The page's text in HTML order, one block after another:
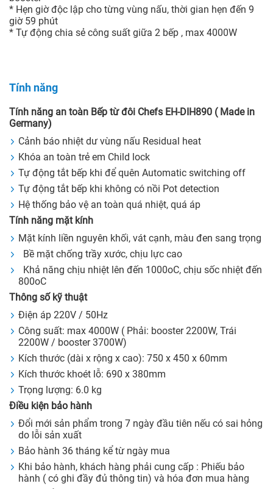
* Hẹn giờ độc lập cho từng vùng nấu, thời gian hẹn đến 9
giờ 59 phút
* Tự động chia sẻ công suất giữa 2 bếp , max 4000W
Tính năng
Tính năng an toàn Bếp từ đôi Chefs EH-DIH890 ( Made in
Germany)
Cảnh báo nhiệt dư vùng nấu Residual heat
Khóa an toàn trẻ em Child lock
Tự động tắt bếp khi để quên Automatic switching off
Tự động tắt bếp khi không có nồi Pot detection
Hệ thống bảo vệ an toàn quá nhiệt, quá áp
Tính năng mặt kính
Mặt kính liền nguyên khối, vát cạnh, màu đen sang trọng
Bề mặt chống trầy xước, chịu lực cao
Khả năng chịu nhiệt lên đến 1000oC, chịu sốc nhiệt đến
800oC
Thông số kỹ thuật
Điện áp 220V / 50Hz
Công suất: max 4000W ( Phải: booster 2200W, Trái
2200W / booster 3700W)
Kích thước (dài x rộng x cao): 750 x 450 x 60mm
Kích thước khoét lỗ: 690 x 380mm
Trọng lượng: 6.0 kg
Điều kiện bảo hành
Đổi mới sản phẩm trong 7 ngày đầu tiên nếu có sai hỏng
do lỗi sản xuất
Bảo hành 36 tháng kể từ ngày mua
Khi bảo hành, khách hàng phải cung cấp : Phiếu bảo
hành ( có ghi đầy đủ thông tin) và hóa đơn mua hàng